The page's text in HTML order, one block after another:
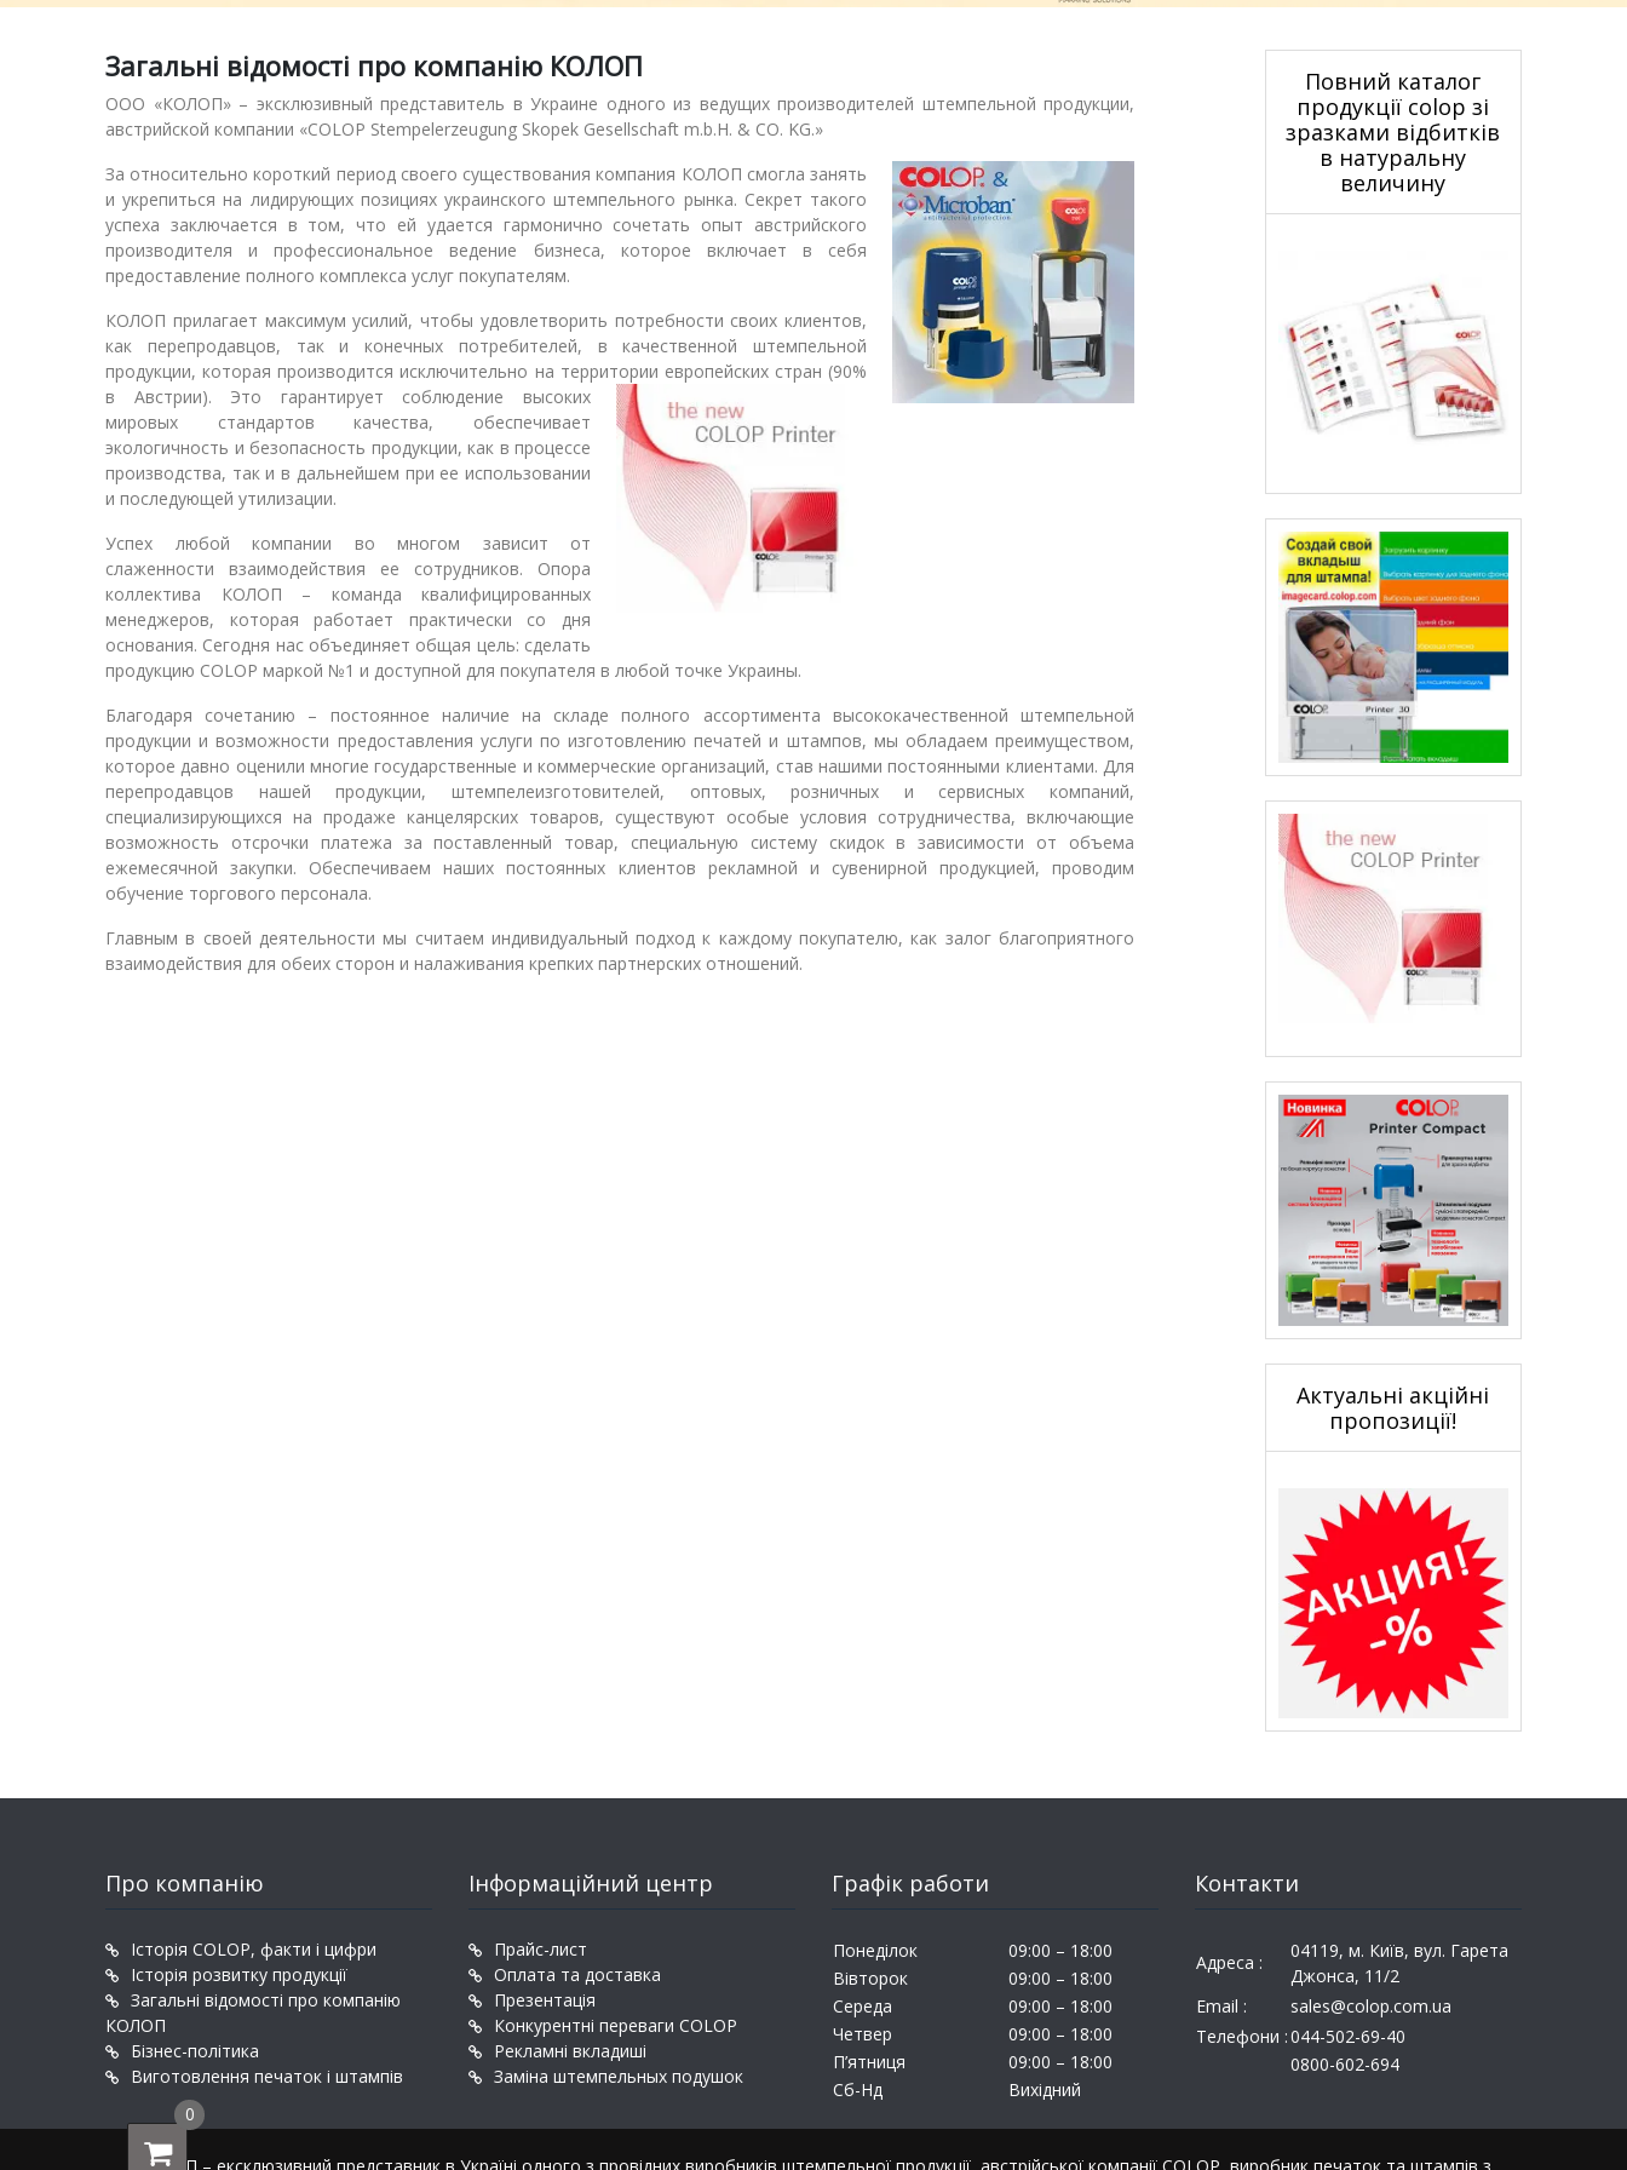
лазерної технології. Наш
асортимент – оснащення
до печаток та штампів,
самонабірні штампи,
датери та нумератори,
штампи з
бухгалтерськими
термінами, штемпельні
подушки та фарби,
витратні матеріали для
виготовлення печаток та
штампів, продукція для
пломбування.
Загальні відомості про компанію КОЛОП
ООО «КОЛОП» – эксклюзивный представитель в Украине одного из ведущих производителей штемпельной продукции,
австрийской компании «COLOP Stempelerzeugung Skopek Gesellschaft m.b.H. & CO. KG.»
За относительно короткий период своего существования компания КОЛОП смогла занять
и укрепиться на лидирующих позициях украинского штемпельного рынка. Секрет такого
успеха заключается в том, что ей удается гармонично сочетать опыт австрийского
производителя и профессиональное ведение бизнеса, которое включает в себя
предоставление полного комплекса услуг покупателям.
КОЛОП прилагает максимум усилий, чтобы удовлетворить потребности своих клиентов,
как перепродавцов, так и конечных потребителей, в качественной штемпельной
продукции, которая производится исключительно на территории европейских стран (90%
в Австрии). Это гарантирует соблюдение высоких
мировых стандартов качества, обеспечивает
экологичность и безопасность продукции, как в процессе
производства, так и в дальнейшем при ее использовании
и последующей утилизации.
Успех любой компании во многом зависит от
слаженности взаимодействия ее сотрудников. Опора
коллектива КОЛОП – команда квалифицированных
менеджеров, которая работает практически со дня
основания. Сегодня нас объединяет общая цель: сделать
продукцию COLOP маркой №1 и доступной для покупателя в любой точке Украины.
Благодаря сочетанию – постоянное наличие на складе полного ассортимента высококачественной штемпельной
продукции и возможности предоставления услуги по изготовлению печатей и штампов, мы обладаем преимуществом,
которое давно оценили многие государственные и коммерческие организаций, став нашими постоянными клиентами. Для
перепродавцов нашей продукции, штемпелеизготовителей, оптовых, розничных и сервисных компаний,
специализирующихся на продаже канцелярских товаров, существуют особые условия сотрудничества, включающие
возможность отсрочки платежа за поставленный товар, специальную систему скидок в зависимости от объема
ежемесячной закупки. Обеспечиваем наших постоянных клиентов рекламной и сувенирной продукцией, проводим
обучение торгового персонала.
Главным в своей деятельности мы считаем индивидуальный подход к каждому покупателю, как залог благоприятного
взаимодействия для обеих сторон и налаживания крепких партнерских отношений.
Повний каталог
продукції colop зі
зразками відбитків
в натуральну
величину
Актуальні акційні
пропозиції!
Про компанію
Історія COLOP, факти і цифри
Історія розвитку продукції
Загальні відомості про компанію
КОЛОП
Бізнес-політика
Виготовлення печаток і штампів
Інформаційний центр
Прайс-лист
Оплата та доставка
Презентація
Конкурентні переваги COLOP
Рекламні вкладиші
Заміна штемпельных подушок
Графік работи
Понеділок
09:00 – 18:00
Вівторок
09:00 – 18:00
Середа
09:00 – 18:00
Четвер
09:00 – 18:00
П’ятниця
09:00 – 18:00
Сб-Нд
Вихідний
Контакти
Адреса :
04119, м. Київ, вул. Гарета
Джонса, 11/2
Email :
sales@colop.com.ua
Телефони :044-502-69-40
0800-602-694
0